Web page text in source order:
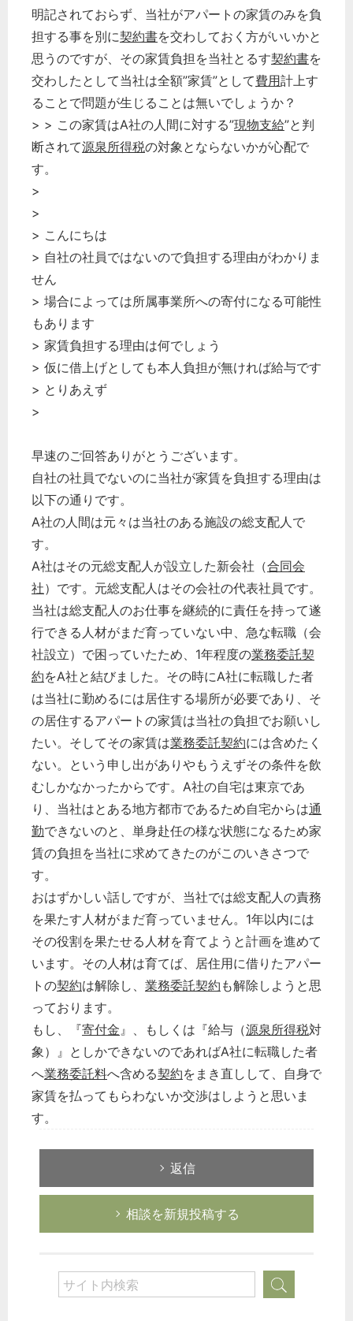
明記されておらず、当社がアパートの家賃のみを負
担する事を別に契約書を交わしておく方がいいかと
思うのですが、その家賃負担を当社とるす契約書を
交わしたとして当社は全額”家賃”として費用計上す
ることで問題が生じることは無いでしょうか？
> > この家賃はA社の人間に対する”現物支給”と判
断されて源泉所得税の対象とならないかが心配で
す。
>
>
> こんにちは
> 自社の社員ではないので負担する理由がわかりま
せん
> 場合によっては所属事業所への寄付になる可能性
もあります
> 家賃負担する理由は何でしょう
> 仮に借上げとしても本人負担が無ければ給与です
> とりあえず
>
早速のご回答ありがとうございます。
自社の社員でないのに当社が家賃を負担する理由は
以下の通りです。
A社の人間は元々は当社のある施設の総支配人で
す。
A社はその元総支配人が設立した新会社（合同会
社）です。元総支配人はその会社の代表社員です。
当社は総支配人のお仕事を継続的に責任を持って遂
行できる人材がまだ育っていない中、急な転職（会
社設立）で困っていたため、1年程度の業務委託契
約をA社と結びました。その時にA社に転職した者
は当社に勤めるには居住する場所が必要であり、そ
の居住するアパートの家賃は当社の負担でお願いし
たい。そしてその家賃は業務委託契約には含めたく
ない。という申し出がありやもうえずその条件を飲
むしかなかったからです。A社の自宅は東京であ
り、当社はとある地方都市であるため自宅からは通
勤できないのと、単身赴任の様な状態になるため家
賃の負担を当社に求めてきたのがこのいきさつで
す。
おはずかしい話しですが、当社では総支配人の責務
を果たす人材がまだ育っていません。1年以内には
その役割を果たせる人材を育てようと計画を進めて
います。その人材は育てば、居住用に借りたアパー
トの契約は解除し、 業務委託契約 も解除しようと思
っております。
もし、『寄付金』、もしくは『給与（源泉所得税対
象）』としかできないのであればA社に転職した者
へ業務委託料へ含める契約をまき直しして、自身で
家賃を払ってもらわないか交渉はしようと思いま
す。
返信
相談を新規投稿する